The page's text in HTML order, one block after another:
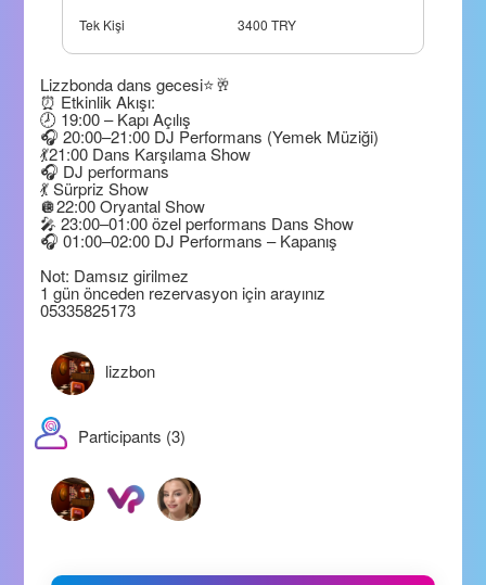
Tek Kişi 3400 TRY
Lizzbonda dans gecesi⭐️🥂
⏰ Etkinlik Akışı:
🕗 19:00 – Kapı Açılış
🎧 20:00–21:00 DJ Performans (Yemek Müziği)
💃21:00 Dans Karşılama Show
🎧 DJ performans
💃 Sürpriz Show
🪩22:00 Oryantal Show
🎤 23:00–01:00 özel performans Dans Show
🎧 01:00–02:00 DJ Performans – Kapanış
Not: Damsız girilmez
1 gün önceden rezervasyon için arayınız
05335825173
lizzbon
Participants (3)